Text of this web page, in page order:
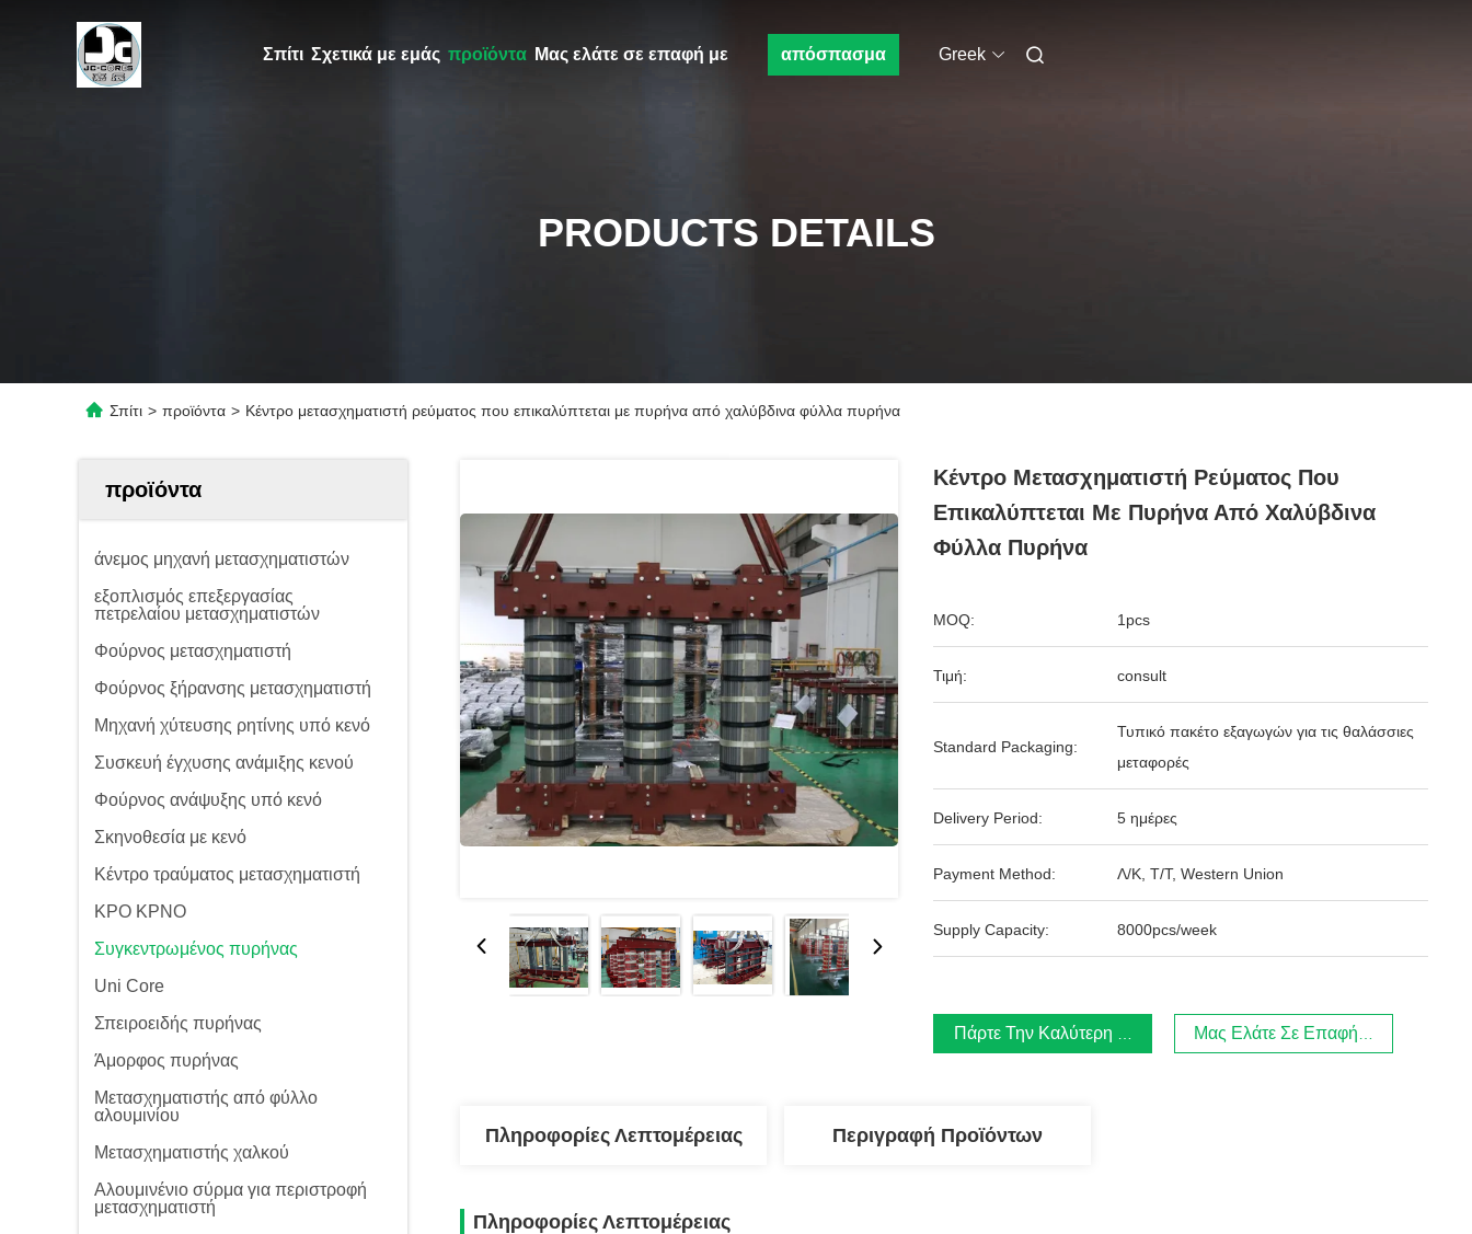
Σπίτι Σχετικά με εμάς προϊόντα Μας ελάτε σε επαφή με απόσπασμα Greek
PRODUCTS DETAILS
Σπίτι > προϊόντα > Κέντρο μετασχηματιστή ρεύματος που επικαλύπτεται με πυρήνα από χαλύβδινα φύλλα πυρήνα
προϊόντα
άνεμος μηχανή μετασχηματιστών
εξοπλισμός επεξεργασίας
πετρελαίου μετασχηματιστών
Φούρνος μετασχηματιστή
Φούρνος ξήρανσης μετασχηματιστή
Μηχανή χύτευσης ρητίνης υπό κενό
Συσκευή έγχυσης ανάμιξης κενού
Φούρνος ανάψυξης υπό κενό
Σκηνοθεσία με κενό
Κέντρο τραύματος μετασχηματιστή
ΚΡΟ ΚΡΝΟ
Συγκεντρωμένος πυρήνας
Uni Core
Σπειροειδής πυρήνας
Άμορφος πυρήνας
Μετασχηματιστής από φύλλο
αλουμινίου
Μετασχηματιστής χαλκού
Αλουμινένιο σύρμα για περιστροφή
μετασχηματιστή
Κέντρο Μετασχηματιστή Ρεύματος Που
Επικαλύπτεται Με Πυρήνα Από Χαλύβδινα
Φύλλα Πυρήνα
MOQ: 1pcs
Τιμή: consult
Standard Packaging:
Τυπικό πακέτο εξαγωγών για τις θαλάσσιες
μεταφορές
Delivery Period: 5 ημέρες
Payment Method: Λ/Κ, Τ/Τ, Western Union
Supply Capacity: 8000pcs/week
Πάρτε Την Καλύτερη Τιμή Μας Ελάτε Σε Επαφή Με
Πληροφορίες Λεπτομέρειας Περιγραφή Προϊόντων
Πληροφορίες Λεπτομέρειας